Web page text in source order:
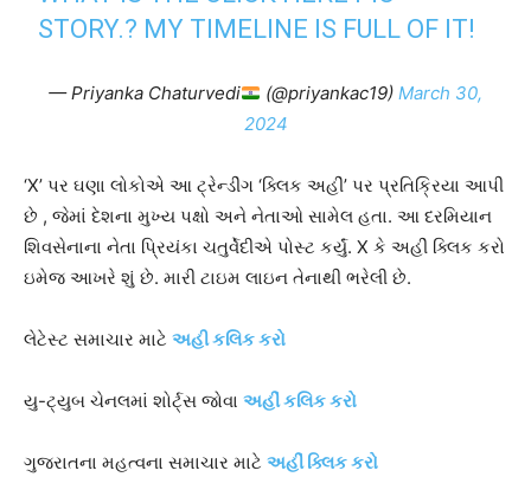
STORY.? MY TIMELINE IS FULL OF IT!
— Priyanka Chaturvedi (@priyankac19)March 30,
2024
‘X’ પર ઘણા લોકોએ આ ટ્રેન્ડીંગ ‘ક્લિક અહીં’ પર પ્રતિક્રિયા આપી
છે , જેમાં દેશના મુખ્ય પક્ષો અને નેતાઓ સામેલ હતા. આ દરમિયાન
શિવસેનાના નેતા પ્રિયંકા ચતુર્વેદીએ પોસ્ટ કર્યું. X કે અહીં ક્લિક કરો
ઇમેજ આખરે શું છે. મારી ટાઇમ લાઇન તેનાથી ભરેલી છે.
લેટેસ્ટ સમાચાર માટે અહી કલિક કરો
યુ-ટ્યુબ ચેનલમાં શોર્ટ્સ જોવા અહીં કલિક કરો
ગુજરાતના મહત્વના સમાચાર માટે અહીં ક્લિક કરો